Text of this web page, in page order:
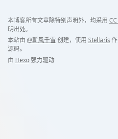
本博客所有文章除特别声明外，均采用
明出处。
本站由 @斬風千雪 创建，使用 Stellaris
源码。
由 Hexo强力驱动